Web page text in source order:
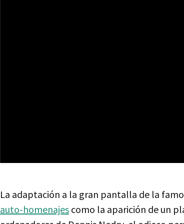
La adaptación a la gran pantalla de la
auto-homenajes como la aparición de un